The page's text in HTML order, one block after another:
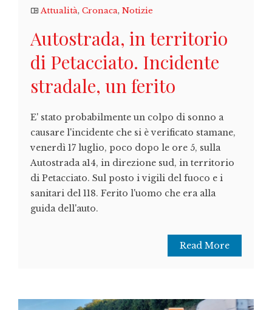
Attualità, Cronaca, Notizie
Autostrada, in territorio
di Petacciato. Incidente
stradale, un ferito
E' stato probabilmente un colpo di sonno a
causare l'incidente che si è verificato stamane,
venerdì 17 luglio, poco dopo le ore 5, sulla
Autostrada a14, in direzione sud, in territorio
di Petacciato. Sul posto i vigili del fuoco e i
sanitari del 118. Ferito l'uomo che era alla
guida dell'auto.
Read More